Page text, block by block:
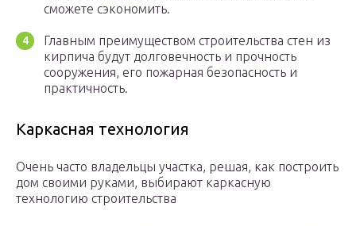
сможете сэкономить.
Главным преимуществом строительства стен из
кирпича будут долговечность и прочность
сооружения, его пожарная безопасность и
практичность.
Каркасная технология
Очень часто владельцы участка, решая, как построить
дом своими руками, выбирают каркасную
технологию строительства